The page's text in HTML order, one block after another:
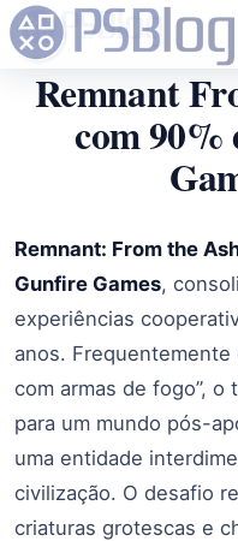
Remnant
com 90%
Remnant: From the
Gunfire Games,
experiências
anos. Frequentemente
com armas de fogo”,
para um mundo pós-
uma entidade
civilização. O desafio
criaturas grotescas e